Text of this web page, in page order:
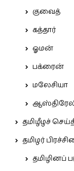
குவைத்
கத்தார்
ஓமன்
பக்ரைன்
மலேசியா
தமிழீழச்
தமிழர்
தமிழினப்